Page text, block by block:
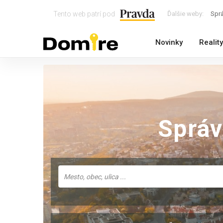
Tento web patrí pod Ďalšie weby:
Novinky Reality